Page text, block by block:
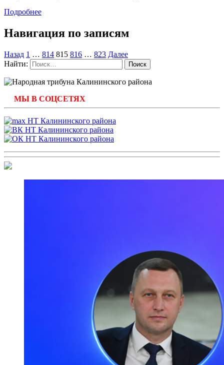
Подробнее
Навигация по записям
Назад 1 … 814 815 816 … 823 Далее
Найти:
МЫ В СОЦСЕТЯХ